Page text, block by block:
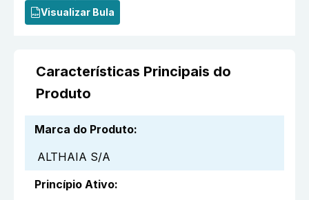
Visualizar Bula
Características Principais do
Produto
Marca do Produto:
ALTHAIA S/A
Princípio Ativo: